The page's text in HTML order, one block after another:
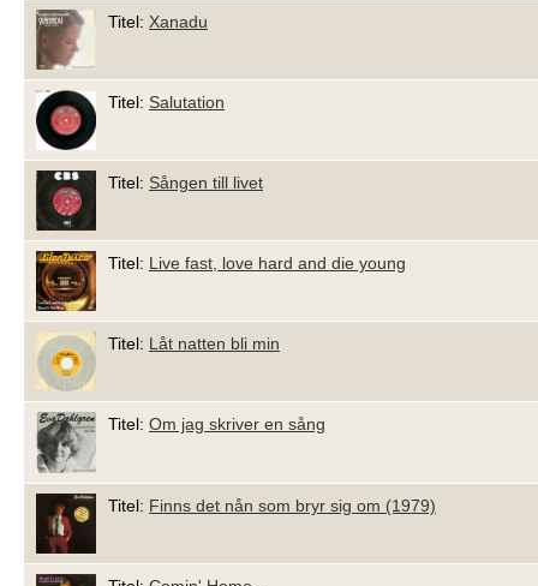
Titel: Xanadu
Titel: Salutation
Titel: Sången till livet
Titel: Live fast, love hard and die young
Titel: Låt natten bli min
Titel: Om jag skriver en sång
Titel: Finns det nån som bryr sig om (1979)